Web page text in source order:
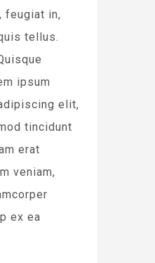
feugiat in,
tellus.
ipsum
elit,
tincidunt
erat
veniam,
ex ea